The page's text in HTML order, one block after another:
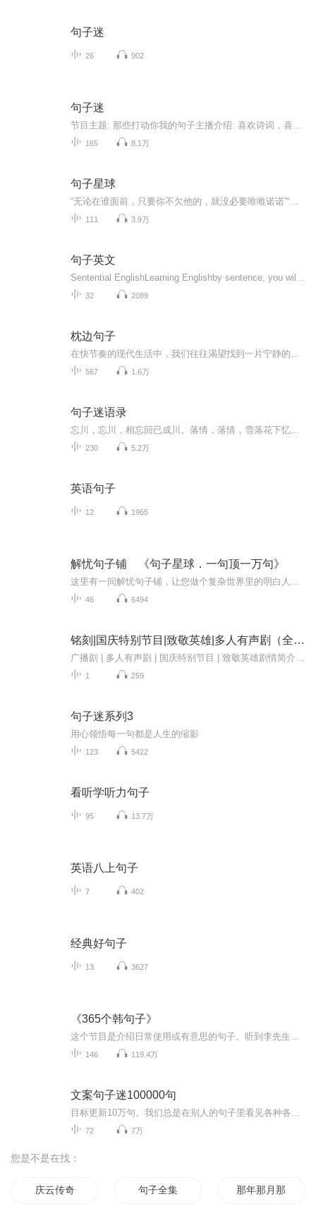
句子迷
26 902
句子迷
165 8.1万
句子星球
111 3.9万
句子英文
32 2089
枕边句子
567 1.6万
句子迷语录
230 5.2万
英语句子
12 1965
解忧句子铺 《句子星球．一句顶一万句》
46 6494
铭刻|国庆特别节目|致敬英雄|多人有声剧（全一集）
1 259
句子迷系列3
用心领悟每一句都是人生的缩影
123 5422
看听学听力句子
95 13.7万
英语八上句子
7 402
经典好句子
13 3627
《365个韩句子》
146 119.4万
文案句子迷100000句
72 7万
您是不是在找：
庆云传奇 句子全集 那年那月那时节